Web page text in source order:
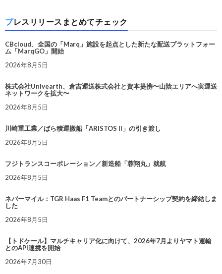
プレスリリースまとめてチェック
CBcloud、全国の「Marq」施設を起点とした新たな配送プラットフォー
ム「MarqGO」開始
2026年8月5日
株式会社Univearth、倉吉運送株式会社と資本提携〜山陰エリアへ実運送
ネットワークを拡大〜
2026年8月5日
川崎重工業／ばら積運搬船「ARISTOS II」の引き渡し
2026年8月5日
フジトランスコーポレーション／新造船「蓉翔丸」就航
2026年8月5日
ネバーマイル：TGR Haas F1 Teamとのパートナーシップ契約を締結しま
した
2026年8月5日
【トドケール】マルチキャリア化に向けて、2026年7月よりヤマト運輸
とのAPI連携を開始
2026年7月30日